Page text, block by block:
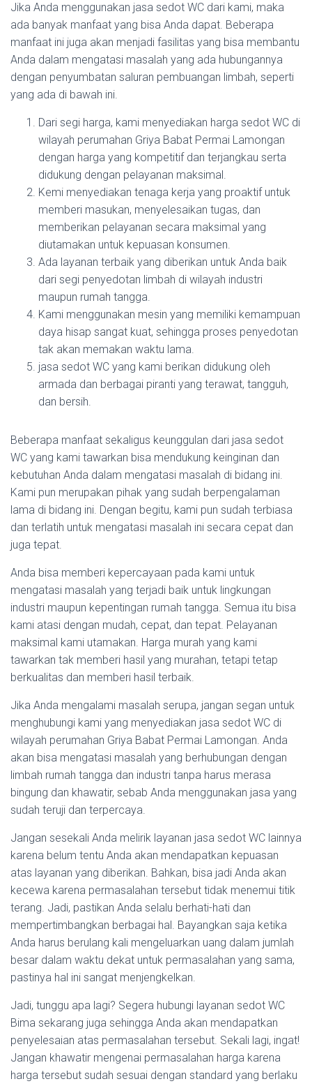
Jika Anda menggunakan jasa sedot WC dari kami, maka
ada banyak manfaat yang bisa Anda dapat. Beberapa
manfaat ini juga akan menjadi fasilitas yang bisa membantu
Anda dalam mengatasi masalah yang ada hubungannya
dengan penyumbatan saluran pembuangan limbah, seperti
yang ada di bawah ini.
Dari segi harga, kami menyediakan harga sedot WC di
wilayah perumahan Griya Babat Permai Lamongan
dengan harga yang kompetitif dan terjangkau serta
didukung dengan pelayanan maksimal.
Kemi menyediakan tenaga kerja yang proaktif untuk
memberi masukan, menyelesaikan tugas, dan
memberikan pelayanan secara maksimal yang
diutamakan untuk kepuasan konsumen.
Ada layanan terbaik yang diberikan untuk Anda baik
dari segi penyedotan limbah di wilayah industri
maupun rumah tangga.
Kami menggunakan mesin yang memiliki kemampuan
daya hisap sangat kuat, sehingga proses penyedotan
tak akan memakan waktu lama.
jasa sedot WC yang kami berikan didukung oleh
armada dan berbagai piranti yang terawat, tangguh,
dan bersih.
Beberapa manfaat sekaligus keunggulan dari jasa sedot
WC yang kami tawarkan bisa mendukung keinginan dan
kebutuhan Anda dalam mengatasi masalah di bidang ini.
Kami pun merupakan pihak yang sudah berpengalaman
lama di bidang ini. Dengan begitu, kami pun sudah terbiasa
dan terlatih untuk mengatasi masalah ini secara cepat dan
juga tepat.
Anda bisa memberi kepercayaan pada kami untuk
mengatasi masalah yang terjadi baik untuk lingkungan
industri maupun kepentingan rumah tangga. Semua itu bisa
kami atasi dengan mudah, cepat, dan tepat. Pelayanan
maksimal kami utamakan. Harga murah yang kami
tawarkan tak memberi hasil yang murahan, tetapi tetap
berkualitas dan memberi hasil terbaik.
Jika Anda mengalami masalah serupa, jangan segan untuk
menghubungi kami yang menyediakan jasa sedot WC di
wilayah perumahan Griya Babat Permai Lamongan. Anda
akan bisa mengatasi masalah yang berhubungan dengan
limbah rumah tangga dan industri tanpa harus merasa
bingung dan khawatir, sebab Anda menggunakan jasa yang
sudah teruji dan terpercaya.
Jangan sesekali Anda melirik layanan jasa sedot WC lainnya
karena belum tentu Anda akan mendapatkan kepuasan
atas layanan yang diberikan. Bahkan, bisa jadi Anda akan
kecewa karena permasalahan tersebut tidak menemui titik
terang. Jadi, pastikan Anda selalu berhati-hati dan
mempertimbangkan berbagai hal. Bayangkan saja ketika
Anda harus berulang kali mengeluarkan uang dalam jumlah
besar dalam waktu dekat untuk permasalahan yang sama,
pastinya hal ini sangat menjengkelkan.
Jadi, tunggu apa lagi? Segera hubungi layanan sedot WC
Bima sekarang juga sehingga Anda akan mendapatkan
penyelesaian atas permasalahan tersebut. Sekali lagi, ingat!
Jangan khawatir mengenai permasalahan harga karena
harga tersebut sudah sesuai dengan standard yang berlaku